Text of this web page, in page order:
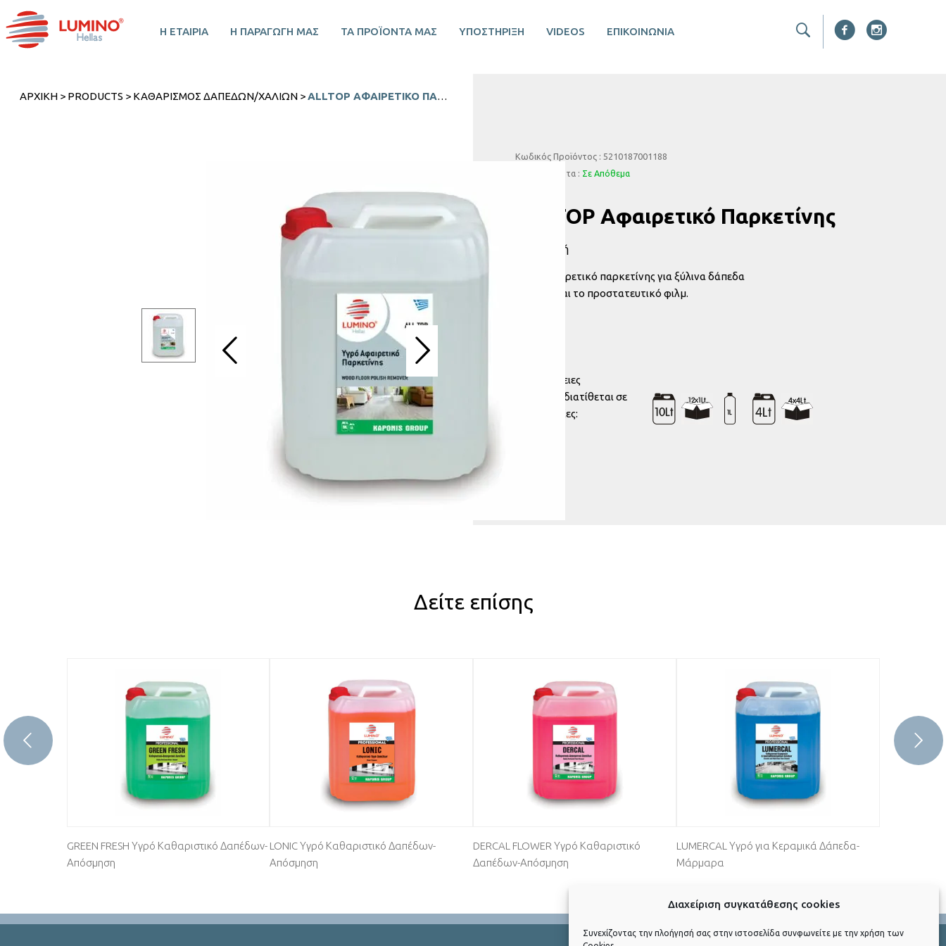
Διαχείριση συγκατάθεσης cookies
Συνεχίζοντας την πλοήγησή σας στην ιστοσελίδα συνφωνείτε με την χρήση των
Η ΕΤΑΙΡΙΑ Η ΠΑΡΑΓΩΓΗ ΜΑΣ ΤΑ ΠΡΟΪΟΝΤΑ ΜΑΣ ΥΠΟΣΤΗΡΙΞΗ VIDEOS ΕΠΙΚΟΙΝΩΝΙΑ
ΑΡΧΙΚΉ> PRODUCTS > ΚΑΘΑΡΙΣΜΌΣ ΔΑΠΈΔΩΝ/ΧΑΛΙΏΝ>ALLTOP ΑΦΑΙΡΕΤΙΚΌ ΠΑΡΚΕΤΊΝΗΣ
Κωδικός Προϊόντος : 5210187001188
Διαθεσιμότητα : Σε Απόθεμα
ALLTOP Αφαιρετικό Παρκετίνης
Περιγραφή
Υγρό αφαιρετικό παρκετίνης για ξύλινα δάπεδα
Αφαιρεί και το προστατευτικό φιλμ.
Λεπτομέρειες
Eπιπλέον, διατίθεται σε
συσκευασίες:
Δείτε επίσης
GREEN FRESH Υγρό Καθαριστικό Δαπέδων-
Απόσμηση
LONIC Υγρό Καθαριστικό Δαπέδων-
Απόσμηση
DERCAL FLOWER Υγρό Καθαριστικό
Δαπέδων-Απόσμηση
LUMERCAL Υγρό για Κεραμικά Δάπεδα-
Μάρμαρα